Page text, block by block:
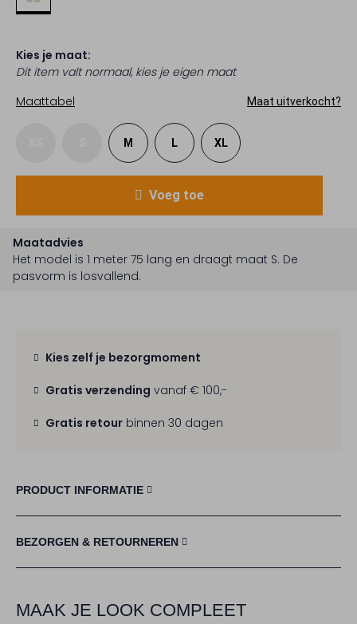
Kies je maat:
Dit item valt normaal, kies je eigen maat
Maattabel
Maat uitverkocht?
M L XL
Voeg toe
Maatadvies
Het model is 1 meter 75 lang en draagt maat S. De
pasvorm is losvallend.
Kies zelf je bezorgmoment
Gratis verzending vanaf € 100,-
Gratis retour binnen 30 dagen
PRODUCT INFORMATIE
BEZORGEN & RETOURNEREN
MAAK JE LOOK COMPLEET